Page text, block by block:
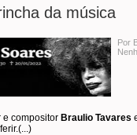
da música
Por
e compositor Braulio Tavares